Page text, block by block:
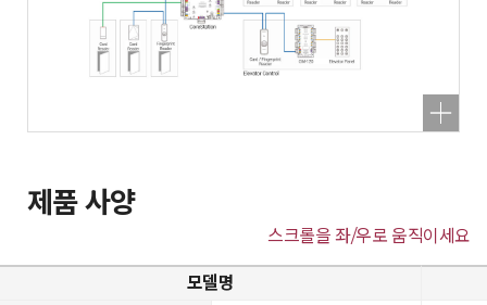
제품 사양
스크롤을 좌/우로 움직이세요
모델명